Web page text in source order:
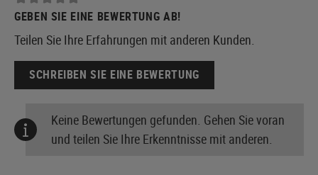
GEBEN SIE EINE BEWERTUNG AB!
Teilen Sie Ihre Erfahrungen mit anderen Kunden.
SCHREIBEN SIE EINE BEWERTUNG
Keine Bewertungen gefunden. Gehen Sie voran
und teilen Sie Ihre Erkenntnisse mit anderen.